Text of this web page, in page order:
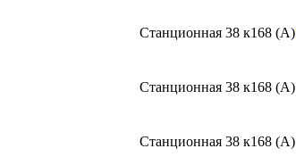
Станционная 38 к168 (A)
Станционная 38 к168 (A)
Станционная 38 к168 (A)